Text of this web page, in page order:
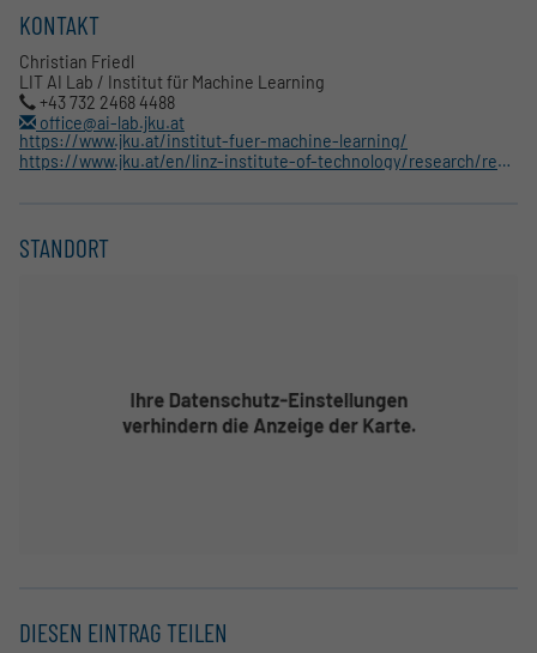
KONTAKT
Christian Friedl
LIT AI Lab / Institut für Machine Learning
+43 732 2468 4488
office@ai-lab.jku.at
https://www.jku.at/institut-fuer-machine-learning/
https://www.jku.at/en/linz-institute-of-technology/research/research-labs/artificial-intelligence-laboratory/
STANDORT
DIESEN EINTRAG TEILEN